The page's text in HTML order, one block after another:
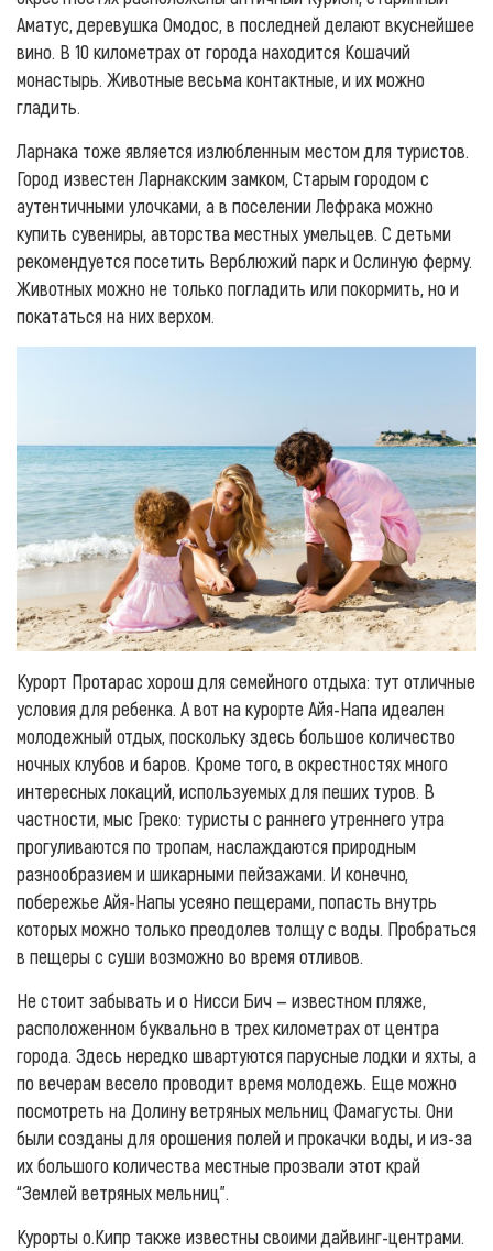
Аматус, деревушка Омодос, в последней делают вкуснейшее
вино. В 10 километрах от города находится Кошачий
монастырь. Животные весьма контактные, и их можно
гладить.
Ларнака тоже является излюбленным местом для туристов.
Город известен Ларнакским замком, Старым городом с
аутентичными улочками, а в поселении Лефрака можно
купить сувениры, авторства местных умельцев. С детьми
рекомендуется посетить Верблюжий парк и Ослиную ферму.
Животных можно не только погладить или покормить, но и
покататься на них верхом.
Курорт Протарас хорош для семейного отдыха: тут отличные
условия для ребенка. А вот на курорте Айя-Напа идеален
молодежный отдых, поскольку здесь большое количество
ночных клубов и баров. Кроме того, в окрестностях много
интересных локаций, используемых для пеших туров. В
частности, мыс Греко: туристы с раннего утреннего утра
прогуливаются по тропам, наслаждаются природным
разнообразием и шикарными пейзажами. И конечно,
побережье Айя-Напы усеяно пещерами, попасть внутрь
которых можно только преодолев толщу с воды. Пробраться
в пещеры с суши возможно во время отливов.
Не стоит забывать и о Нисси Бич — известном пляже,
расположенном буквально в трех километрах от центра
города. Здесь нередко швартуются парусные лодки и яхты, а
по вечерам весело проводит время молодежь. Еще можно
посмотреть на Долину ветряных мельниц Фамагусты. Они
были созданы для орошения полей и прокачки воды, и из-за
их большого количества местные прозвали этот край
“Землей ветряных мельниц”.
Курорты о.Кипр также известны своими дайвинг-центрами.